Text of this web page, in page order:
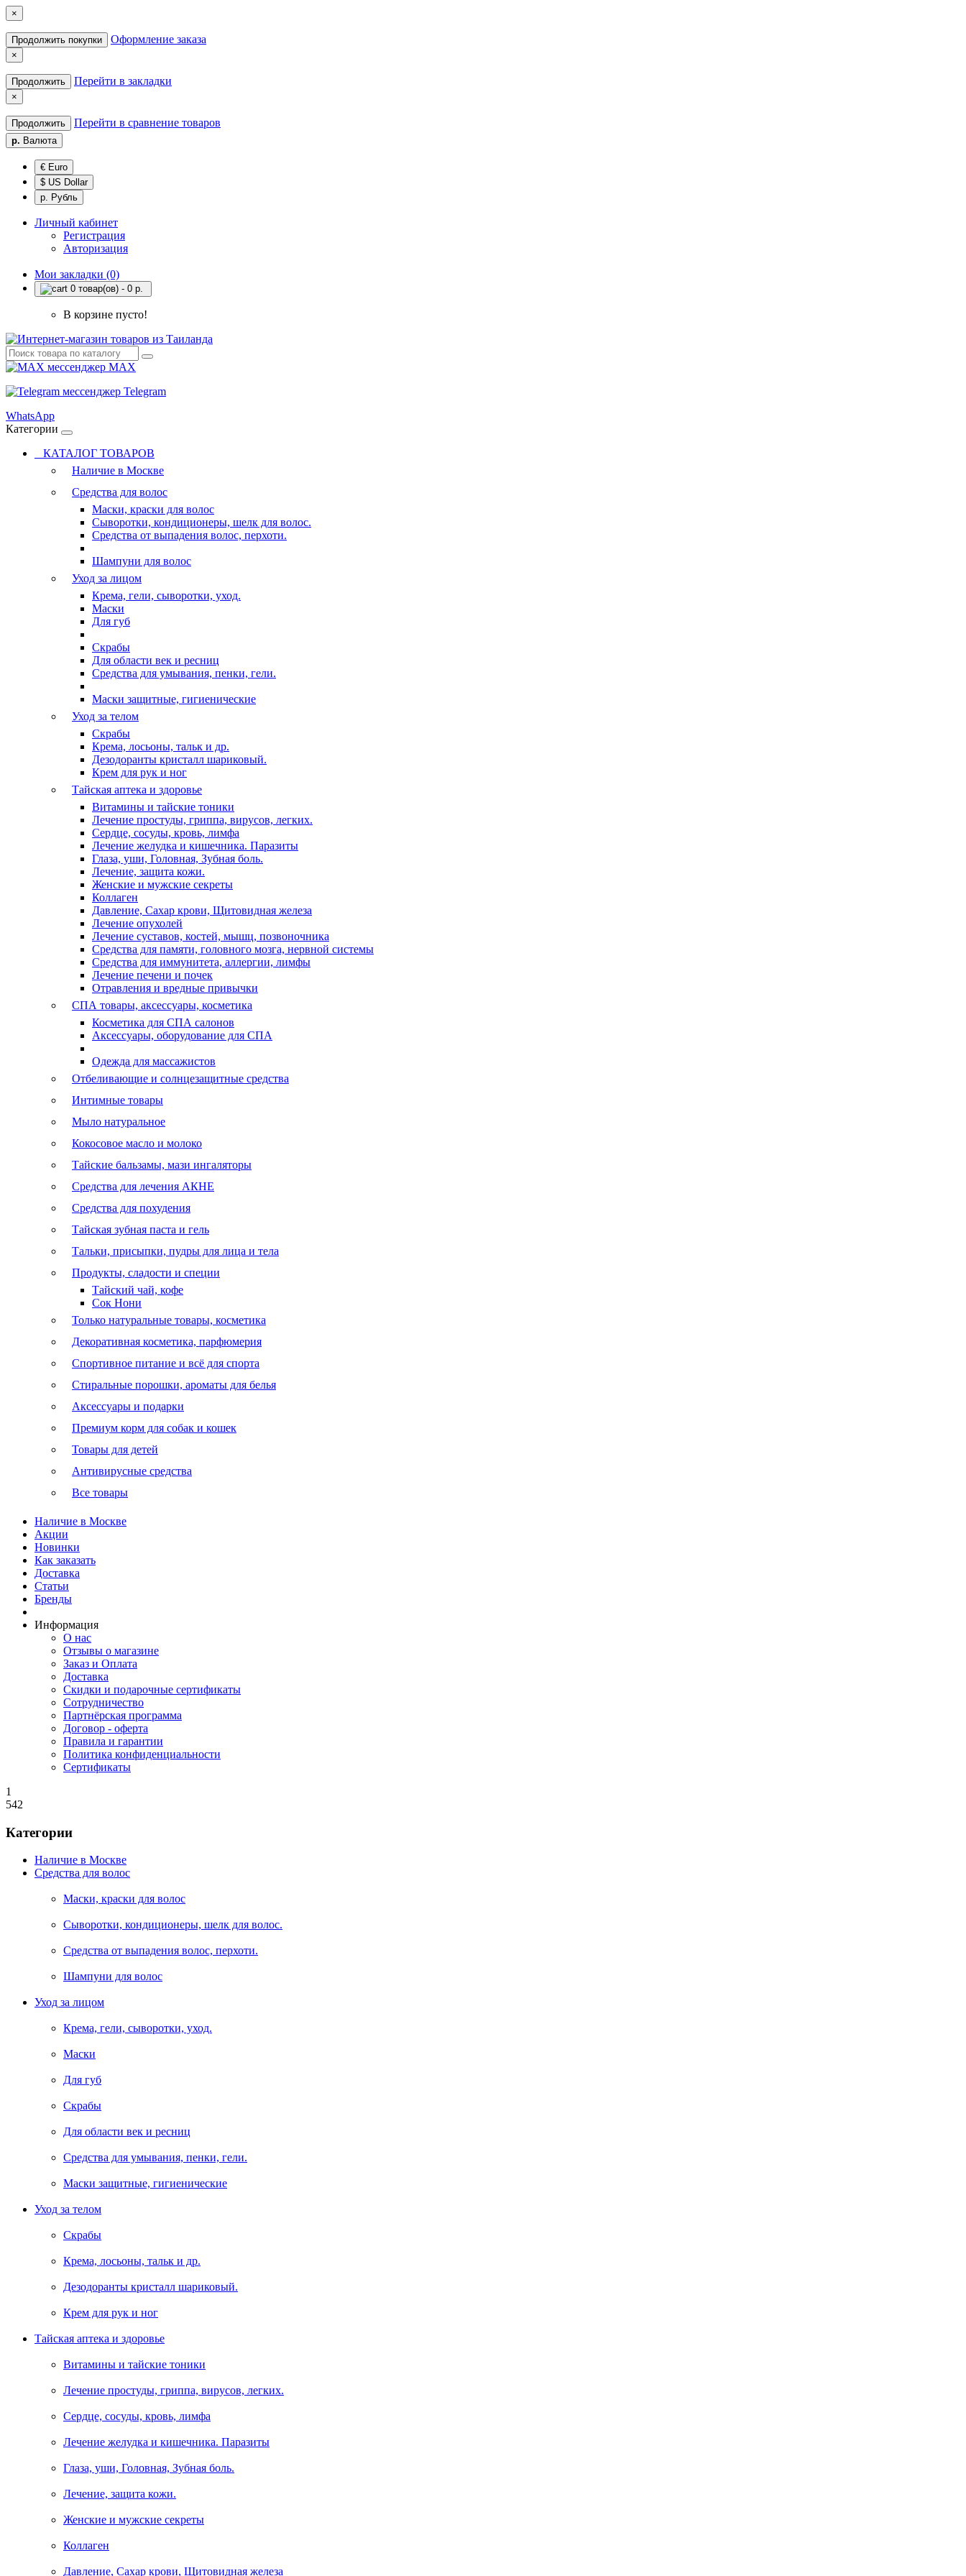
×
Продолжить покупки Оформление заказа
×
Продолжить Перейти в закладки
×
Продолжить Перейти в сравнение товаров
р. Валюта
€ Euro
$ US Dollar
р. Рубль
Личный кабинет
Регистрация
Авторизация
Мои закладки (0)
0 товар(ов) - 0 р.
В корзине пусто!
MAX
Telegram
WhatsApp
Категории
КАТАЛОГ ТОВАРОВ
Наличие в Москве
Средства для волос
Маски, краски для волос
Сыворотки, кондиционеры, шелк для волос.
Средства от выпадения волос, перхоти.
Шампуни для волос
Уход за лицом
Крема, гели, сыворотки, уход.
Маски
Для губ
Скрабы
Для области век и ресниц
Средства для умывания, пенки, гели.
Маски защитные, гигиенические
Уход за телом
Скрабы
Крема, лосьоны, тальк и др.
Дезодоранты кристалл шариковый.
Крем для рук и ног
Тайская аптека и здоровье
Витамины и тайские тоники
Лечение простуды, гриппа, вирусов, легких.
Сердце, сосуды, кровь, лимфа
Лечение желудка и кишечника. Паразиты
Глаза, уши, Головная, Зубная боль.
Лечение, защита кожи.
Женские и мужские секреты
Коллаген
Давление, Сахар крови, Щитовидная железа
Лечение опухолей
Лечение суставов, костей, мышц, позвоночника
Средства для памяти, головного мозга, нервной системы
Средства для иммунитета, аллергии, лимфы
Лечение печени и почек
Отравления и вредные привычки
СПА товары, аксессуары, косметика
Косметика для СПА салонов
Аксессуары, оборудование для СПА
Одежда для массажистов
Отбеливающие и солнцезащитные средства
Интимные товары
Мыло натуральное
Кокосовое масло и молоко
Тайские бальзамы, мази ингаляторы
Средства для лечения АКНЕ
Средства для похудения
Тайская зубная паста и гель
Тальки, присыпки, пудры для лица и тела
Продукты, сладости и специи
Тайский чай, кофе
Сок Нони
Только натуральные товары, косметика
Декоративная косметика, парфюмерия
Спортивное питание и всё для спорта
Стиральные порошки, ароматы для белья
Аксессуары и подарки
Премиум корм для собак и кошек
Товары для детей
Антивирусные средства
Все товары
Наличие в Москве
Акции
Новинки
Как заказать
Доставка
Статьи
Бренды
Информация
О нас
Отзывы о магазине
Заказ и Оплата
Доставка
Скидки и подарочные сертификаты
Сотрудничество
Партнёрская программа
Договор - оферта
Правила и гарантии
Политика конфиденциальности
Сертификаты
1
542
Категории
Наличие в Москве
Средства для волос
Маски, краски для волос
Сыворотки, кондиционеры, шелк для волос.
Средства от выпадения волос, перхоти.
Шампуни для волос
Уход за лицом
Крема, гели, сыворотки, уход.
Маски
Для губ
Скрабы
Для области век и ресниц
Средства для умывания, пенки, гели.
Маски защитные, гигиенические
Уход за телом
Скрабы
Крема, лосьоны, тальк и др.
Дезодоранты кристалл шариковый.
Крем для рук и ног
Тайская аптека и здоровье
Витамины и тайские тоники
Лечение простуды, гриппа, вирусов, легких.
Сердце, сосуды, кровь, лимфа
Лечение желудка и кишечника. Паразиты
Глаза, уши, Головная, Зубная боль.
Лечение, защита кожи.
Женские и мужские секреты
Коллаген
Давление, Сахар крови, Щитовидная железа